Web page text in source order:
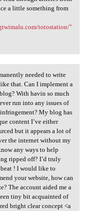
a little something from
totostation/"
needed to write
that. Can I implement a
With havin so much
run into any issues of
My blog has
content I’ve either
but it appears a lot of
the internet without my
any ways to help
ripped off? I’d truly
! I would like to
your website, how can
The account aided me a
tiny bit acquainted of
bright clear concept <a